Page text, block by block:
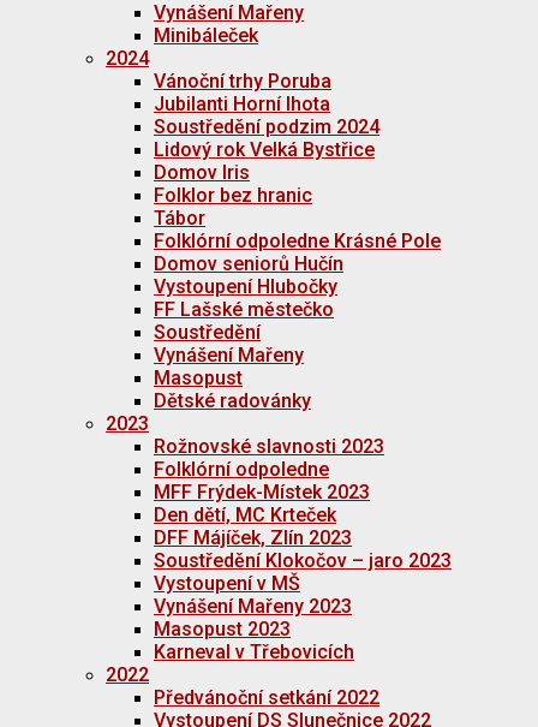
Vynášení Mařeny
Minibáleček
2024
Vánoční trhy Poruba
Jubilanti Horní lhota
Soustředění podzim 2024
Lidový rok Velká Bystřice
Domov Iris
Folklor bez hranic
Tábor
Folklórní odpoledne Krásné Pole
Domov seniorů Hučín
Vystoupení Hlubočky
FF Lašské městečko
Soustředění
Vynášení Mařeny
Masopust
Dětské radovánky
2023
Rožnovské slavnosti 2023
Folklórní odpoledne
MFF Frýdek-Místek 2023
Den dětí, MC Krteček
DFF Májíček, Zlín 2023
Soustředění Klokočov – jaro 2023
Vystoupení v MŠ
Vynášení Mařeny 2023
Masopust 2023
Karneval v Třebovicích
2022
Předvánoční setkání 2022
Vystoupení DS Slunečnice 2022